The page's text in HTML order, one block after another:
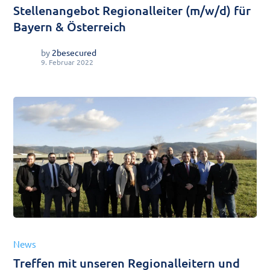
Stellenangebot Regionalleiter (m/w/d) für
Bayern & Österreich
by 2besecured
9. Februar 2022
News
Treffen mit unseren Regionalleitern und